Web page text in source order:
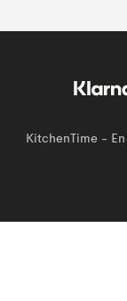
KitchenTime -